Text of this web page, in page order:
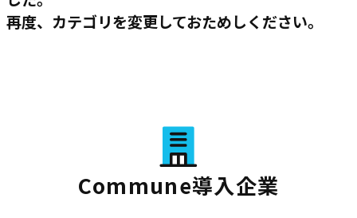
再度、カテゴリを変更しておためしください。
Commune導入企業